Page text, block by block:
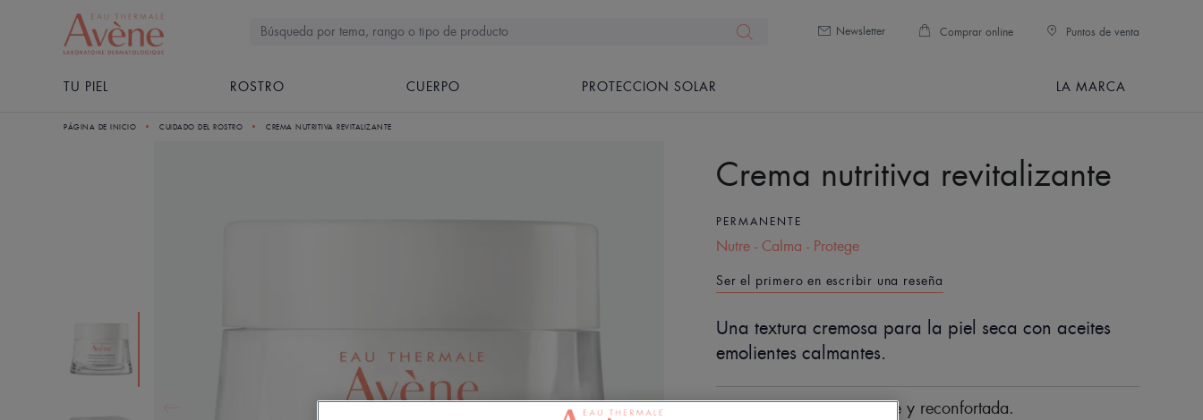
TU PIEL ROSTRO CUERPO PROTECCION SOLAR LA MARCA
Newsletter Comprar online Puntos de venta
PÁGINA DE INICIO CUIDADO DEL ROSTRO CREMA NUTRITIVA REVITALIZANTE
Crema nutritiva revitalizante
PERMANENTE
Nutre - Calma - Protege
Ser el primero en escribir una reseña
Una textura cremosa para la piel seca con aceites
emolientes calmantes.
La piel seca queda flexible y reconfortada.